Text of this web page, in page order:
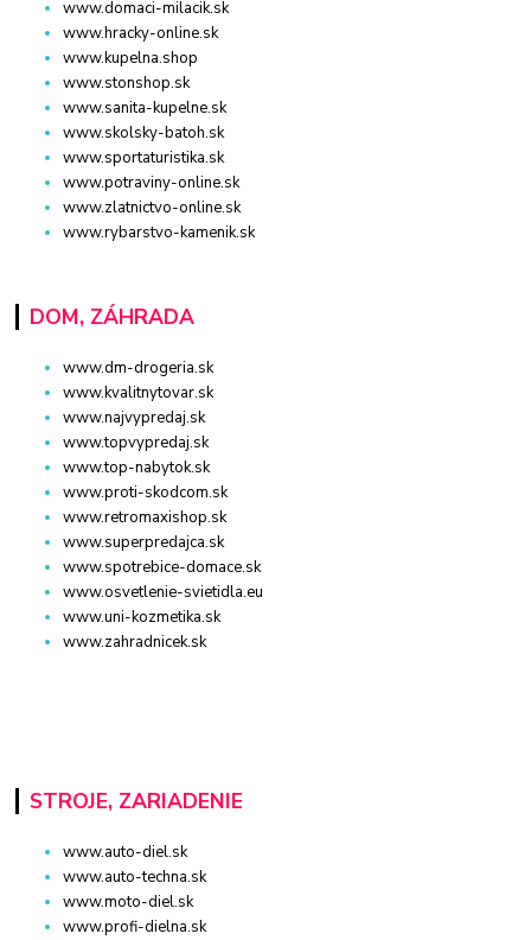
www.domaci-milacik.sk
www.hracky-online.sk
www.kupelna.shop
www.stonshop.sk
www.sanita-kupelne.sk
www.skolsky-batoh.sk
www.sportaturistika.sk
www.potraviny-online.sk
www.zlatnictvo-online.sk
www.rybarstvo-kamenik.sk
DOM, ZÁHRADA
www.dm-drogeria.sk
www.kvalitnytovar.sk
www.najvypredaj.sk
www.topvypredaj.sk
www.top-nabytok.sk
www.proti-skodcom.sk
www.retromaxishop.sk
www.superpredajca.sk
www.spotrebice-domace.sk
www.osvetlenie-svietidla.eu
www.uni-kozmetika.sk
www.zahradnicek.sk
STROJE, ZARIADENIE
www.auto-diel.sk
www.auto-techna.sk
www.moto-diel.sk
www.profi-dielna.sk